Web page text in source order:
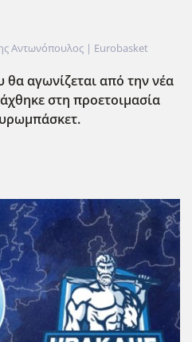
Αντωνόπουλος | Eurobasket
αγωνίζεται από την νέα
στη προετοιμασία